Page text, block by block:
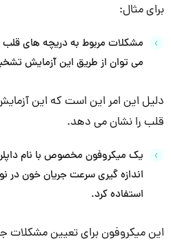
برای مثال:
مشکلات مربوط به دریچه های قلب
می توان از طریق این آزمایش
دلیل این امر این است که این
قلب را نشان می دهد.
یک میکروفون مخصوص با نام داپلر
اندازه گیری سرعت جریان خون
استفاده کرد.
این میکروفون برای تعیین مشکلات